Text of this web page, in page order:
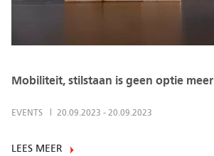
Mobiliteit, stilstaan is geen optie meer
EVENTS 20.09.2023 - 20.09.2023
LEES MEER